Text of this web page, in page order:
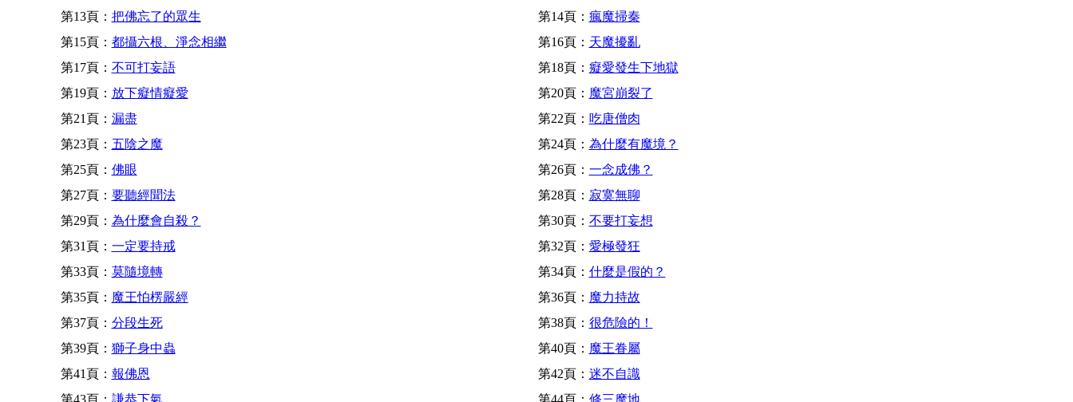
第13頁： 把佛忘了的眾生 第14頁： 瘋魔掃秦
第15頁： 都攝六根、淨念相繼 第16頁： 天魔擾亂
第17頁： 不可打妄語 第18頁： 癡愛發生下地獄
第19頁： 放下癡情癡愛 第20頁： 魔宮崩裂了
第21頁： 漏盡 第22頁： 吃唐僧肉
第23頁： 五陰之魔 第24頁： 為什麼有魔境？
第25頁： 佛眼 第26頁： 一念成佛？
第27頁： 要聽經聞法 第28頁： 寂寞無聊
第29頁： 為什麼會自殺？ 第30頁： 不要打妄想
第31頁： 一定要持戒 第32頁： 愛極發狂
第33頁： 莫隨境轉 第34頁： 什麼是假的？
第35頁： 魔王怕楞嚴經 第36頁： 魔力持故
第37頁： 分段生死 第38頁： 很危險的！
第39頁： 獅子身中蟲 第40頁： 魔王眷屬
第41頁： 報佛恩 第42頁： 迷不自識
第43頁： 謙恭下氣 第44頁： 修三摩地